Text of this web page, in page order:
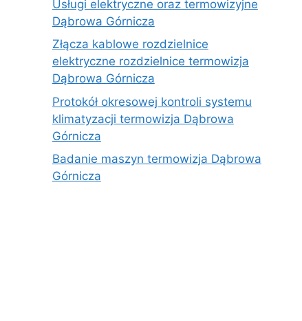
Usługi elektryczne oraz termowizyjne
Dąbrowa Górnicza
Złącza kablowe rozdzielnice
elektryczne rozdzielnice termowizja
Dąbrowa Górnicza
Protokół okresowej kontroli systemu
klimatyzacji termowizja Dąbrowa
Górnicza
Badanie maszyn termowizja Dąbrowa
Górnicza